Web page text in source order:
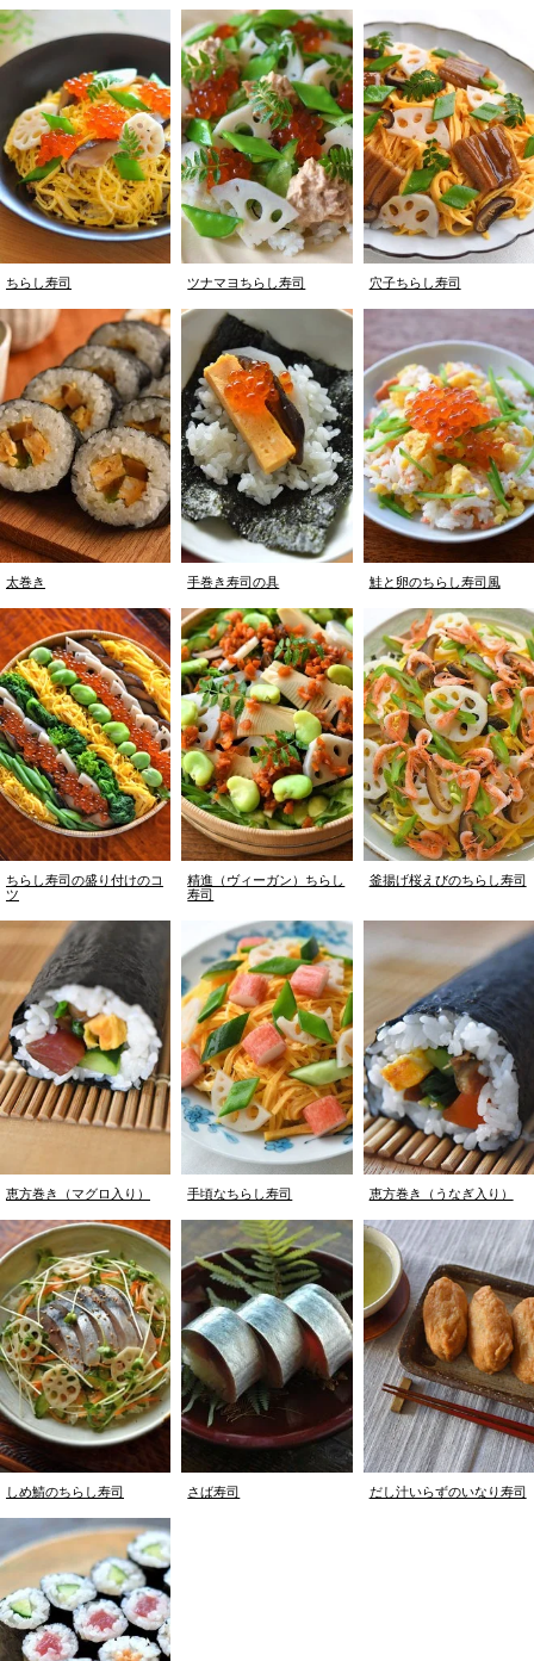
ちらし寿司 ツナマヨちらし寿司 穴子ちらし寿司
太巻き 手巻き寿司の具 鮭と卵のちらし寿司風
ちらし寿司の盛り付けのコ
ツ
精進（ヴィーガン）ちらし
寿司
釜揚げ桜えびのちらし寿司
恵方巻き（マグロ入り） 手頃なちらし寿司 恵方巻き（うなぎ入り）
しめ鯖のちらし寿司 さば寿司 だし汁いらずのいなり寿司